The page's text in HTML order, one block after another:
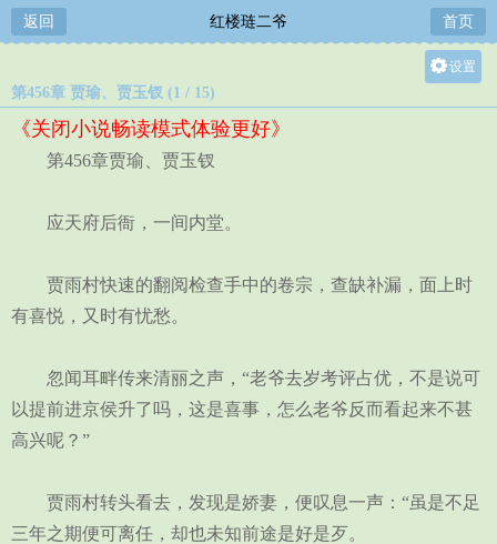
返回 红楼琏二爷 首页
设置
第456章 贾瑜、贾玉钗 (1 / 15)
《关闭小说畅读模式体验更好》
第456章贾瑜、贾玉钗
应天府后衙，一间内堂。
贾雨村快速的翻阅检查手中的卷宗，查缺补漏，面上时
有喜悦，又时有忧愁。
忽闻耳畔传来清丽之声，“老爷去岁考评占优，不是说可
以提前进京侯升了吗，这是喜事，怎么老爷反而看起来不甚
高兴呢？”
贾雨村转头看去，发现是娇妻，便叹息一声：“虽是不足
三年之期便可离任，却也未知前途是好是歹。